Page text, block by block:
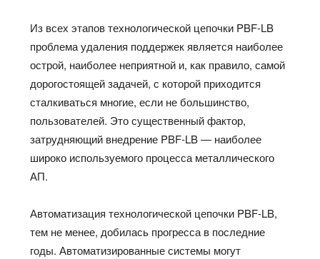
Из всех этапов технологической цепочки PBF-LB
проблема удаления поддержек является наиболее
острой, наиболее неприятной и, как правило, самой
дорогостоящей задачей, с которой приходится
сталкиваться многие, если не большинство,
пользователей. Это существенный фактор,
затрудняющий внедрение PBF-LB — наиболее
широко используемого процесса металлического
АП.
Автоматизация технологической цепочки PBF-LB,
тем не менее, добилась прогресса в последние
годы. Автоматизированные системы могут